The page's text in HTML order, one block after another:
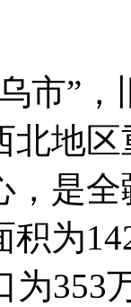
市”
北地
，是
为
为353